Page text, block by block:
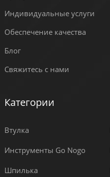
Индивидуальные услуги
Обеспечение качества
Блог
Свяжитесь с нами
Категории
Втулка
Инструменты Go Nogo
Шпилька